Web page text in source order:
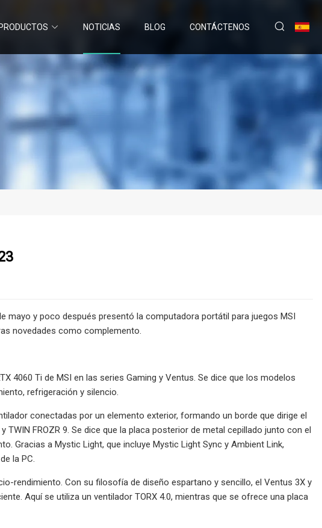
NOTICIAS BLOG CONTÁCTENOS
mayo y poco después presentó la computadora portátil para juegos MSI
novedades como complemento.
4060 Ti de MSI en las series Gaming y Ventus. Se dice que los modelos
refrigeración y silencio.
conectadas por un elemento exterior, formando un borde que dirige el
FROZR 9. Se dice que la placa posterior de metal cepillado junto con el
Gracias a Mystic Light, que incluye Mystic Light Sync y Ambient Link,
la PC.
rendimiento. Con su filosofía de diseño espartano y sencillo, el Ventus 3X y
Aquí se utiliza un ventilador TORX 4.0, mientras que se ofrece una placa